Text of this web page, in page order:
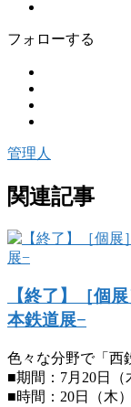
フォローする
管理人
関連記事
【終了】［個
本鉄道展−
色々な分野で「西
■期間：7月20日（
■時間：20日（木